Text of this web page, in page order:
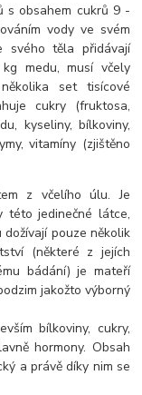
s obsahem cukrů 9 -
vody ve svém
těla přidávají
medu, musí včely
set tisícové
cukry (fruktosa,
kyseliny, bílkoviny,
vitamíny (zjištěno
z včelího úlu. Je
této jedinečné látce,
pouze několik
(některé z jejích
bádání) je mateří
jakožto výborný
bílkoviny, cukry,
hormony. Obsah
a právě díky nim se